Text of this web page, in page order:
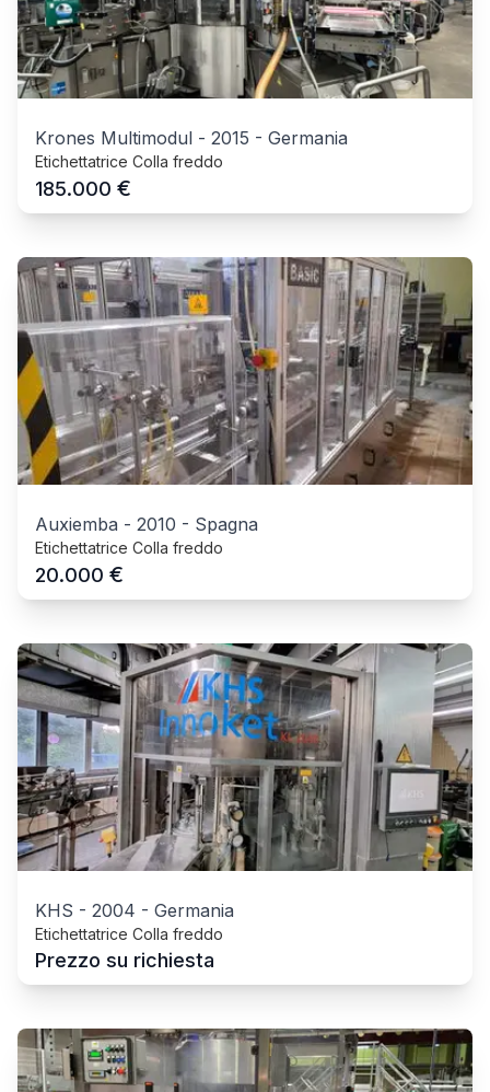
Krones Multimodul - 2015 - Germania
Etichettatrice Colla freddo
185.000 €
Auxiemba - 2010 - Spagna
Etichettatrice Colla freddo
20.000 €
KHS - 2004 - Germania
Etichettatrice Colla freddo
Prezzo su richiesta